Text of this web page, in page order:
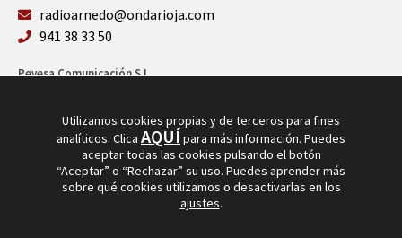
radioarnedo@ondarioja.com
941 38 33 50
Pevesa Comunicación S.L.
Utilizamos cookies propias y de terceros para fines
analíticos. Clica AQUÍpara más información. Puedes
aceptar todas las cookies pulsando el botón
“Aceptar” o “Rechazar” su uso. Puedes aprender más
sobre qué cookies utilizamos o desactivarlas en los
ajustes.